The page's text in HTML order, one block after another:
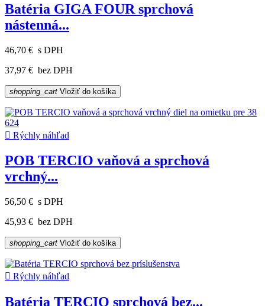
Batéria GIGA FOUR sprchová
nástenná...
46,70 € s DPH
37,97 € bez DPH
shopping_cart Vložiť do košíka
 Rýchly náhľad
POB TERCIO vaňová a sprchová
vrchný...
56,50 € s DPH
45,93 € bez DPH
shopping_cart Vložiť do košíka
 Rýchly náhľad
Batéria TERCIO sprchová bez...